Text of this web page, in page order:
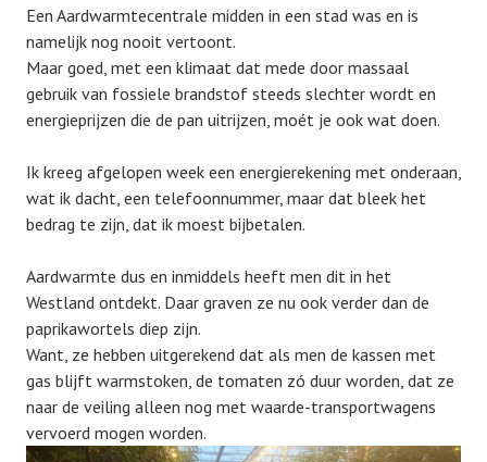
Een Aardwarmtecentrale midden in een stad was en is
namelijk nog nooit vertoont.
Maar goed, met een klimaat dat mede door massaal
gebruik van fossiele brandstof steeds slechter wordt en
energieprijzen die de pan uitrijzen, moét je ook wat doen.
Ik kreeg afgelopen week een energierekening met onderaan,
wat ik dacht, een telefoonnummer, maar dat bleek het
bedrag te zijn, dat ik moest bijbetalen.
Aardwarmte dus en inmiddels heeft men dit in het
Westland ontdekt. Daar graven ze nu ook verder dan de
paprikawortels diep zijn.
Want, ze hebben uitgerekend dat als men de kassen met
gas blijft warmstoken, de tomaten zó duur worden, dat ze
naar de veiling alleen nog met waarde-transportwagens
vervoerd mogen worden.